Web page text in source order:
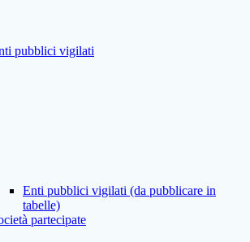
pubblici vigilati
Enti pubblici vigilati (da pubblicare in
tabelle)
partecipate